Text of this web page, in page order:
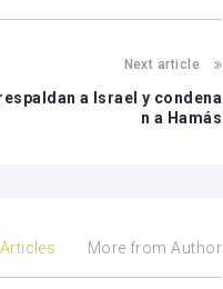
Next article
a Israel y condena
n a Hamás
More from Author